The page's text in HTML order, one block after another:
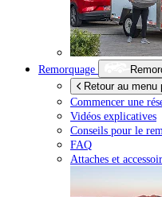
Remorquage
Retour au menu
Commencer une
Vidéos explicatives
Conseils pour le
FAQ
Attaches et